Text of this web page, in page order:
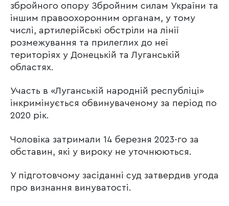
збройного опору Збройним силам України та
іншим правоохоронним органам, у тому
числі, артилерійські обстріли на лінії
розмежування та прилеглих до неї
територіях у Донецькій та Луганській
областях.
Участь в «Луганській народній республіці»
інкримінується обвинуваченому за період по
2020 рік.
Чоловіка затримали 14 березня 2023-го за
обставин, які у вироку не уточнюються.
У підготовчому засіданні суд затвердив угода
про визнання винуватості.